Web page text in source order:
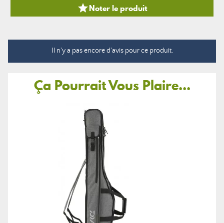
Noter le produit
Il n'y a pas encore d'avis pour ce produit.
Ça Pourrait Vous Plaire...